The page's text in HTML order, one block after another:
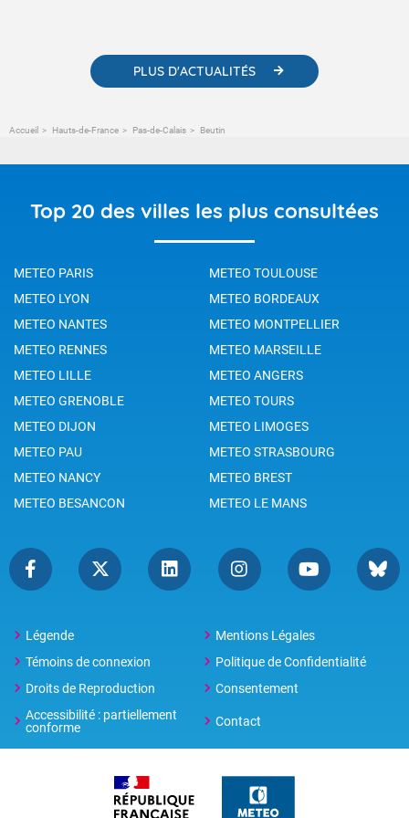
PLUS D'ACTUALITÉS
Accueil Hauts-de-France Pas-de-Calais Beutin
Top 20 des villes les plus consultées
METEO PARIS
METEO TOULOUSE
METEO LYON
METEO BORDEAUX
METEO NANTES
METEO MONTPELLIER
METEO RENNES
METEO MARSEILLE
METEO LILLE
METEO ANGERS
METEO GRENOBLE
METEO TOURS
METEO DIJON
METEO LIMOGES
METEO PAU
METEO STRASBOURG
METEO NANCY
METEO BREST
METEO BESANCON
METEO LE MANS
Légende
Mentions Légales
Témoins de connexion
Politique de Confidentialité
Droits de Reproduction
Consentement
Accessibilité : partiellement
conforme
Contact